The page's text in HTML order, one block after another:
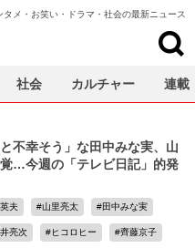
タメ・お笑い・ドラマ・社会の最新ニュース
と不幸そう」な田中みな実、山
…今週の「テレビ日記」的発
夫 山里亮太 田中みな実
亮次 ヒコロヒー 齊藤京子
社会 カルチャー 連載